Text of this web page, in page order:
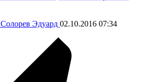
Солорев Эдуард 02.10.2016 07:34